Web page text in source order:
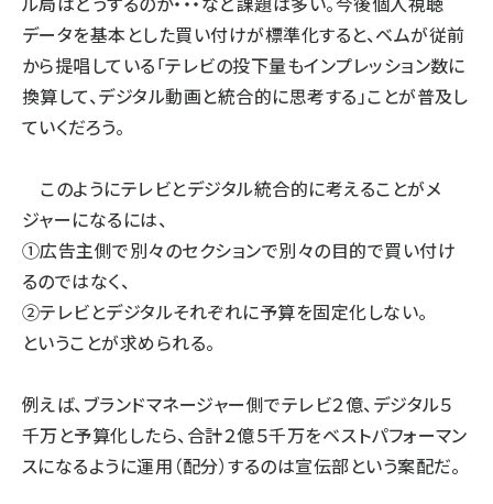
データを基本とした買い付けが標準化すると、ベムが従前
から提唱している「テレビの投下量もインプレッション数に
換算して、デジタル動画と統合的に思考する」ことが普及し
ていくだろう。
このようにテレビとデジタル統合的に考えることがメ
ジャーになるには、
①広告主側で別々のセクションで別々の目的で買い付け
るのではなく、
②テレビとデジタルそれぞれに予算を固定化しない。
ということが求められる。
例えば、ブランドマネージャー側でテレビ２億、デジタル５
千万と予算化したら、合計２億５千万をベストパフォーマン
スになるように運用（配分）するのは宣伝部という案配だ。